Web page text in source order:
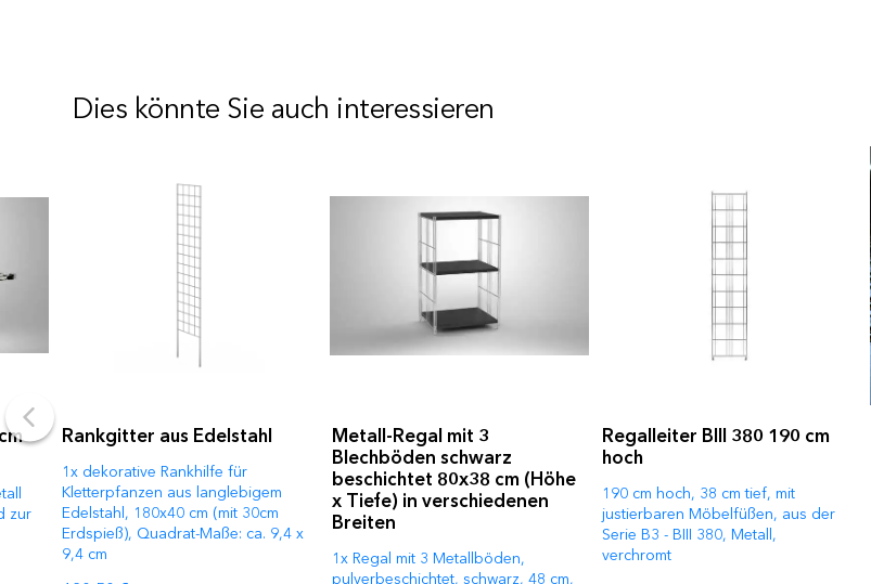
Dies könnte Sie auch interessieren
zur
Rankgitter aus Edelstahl
1x dekorative Rankhilfe für
Kletterpfanzen aus langlebigem
Edelstahl, 180x40 cm (mit 30cm
Erdspieß), Quadrat-Maße: ca. 9,4 x
9,4 cm
Metall-Regal mit 3
Blechböden schwarz
beschichtet 80x38 cm (Höhe
x Tiefe) in verschiedenen
Breiten
1x Regal mit 3 Metallböden,
pulverbeschichtet, schwarz, 48 cm,
Regalleiter BIII 380 190 cm
hoch
190 cm hoch, 38 cm tief, mit
justierbaren Möbelfüßen, aus der
Serie B3 - BIII 380, Metall,
verchromt